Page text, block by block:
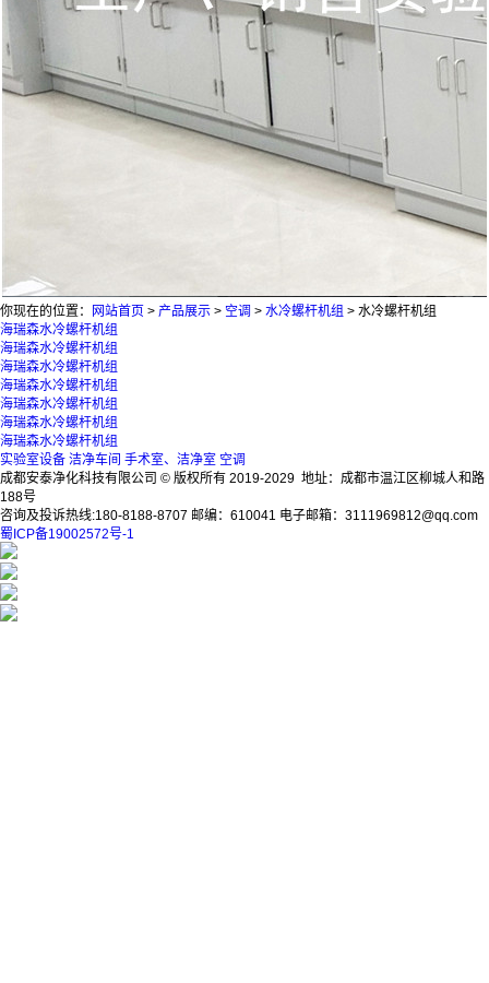
你现在的位置： 网站首页 > 产品展示 > 空调 > 水冷螺杆机组 > 水冷螺杆机组
海瑞森水冷螺杆机组
海瑞森水冷螺杆机组
海瑞森水冷螺杆机组
海瑞森水冷螺杆机组
海瑞森水冷螺杆机组
海瑞森水冷螺杆机组
海瑞森水冷螺杆机组
实验室设备 洁净车间 手术室、洁净室 空调
成都安泰净化科技有限公司 © 版权所有 2019-2029 地址：成都市温江区柳城人和路
188号
咨询及投诉热线:180-8188-8707 邮编：610041 电子邮箱：3111969812@qq.com
蜀ICP备19002572号-1